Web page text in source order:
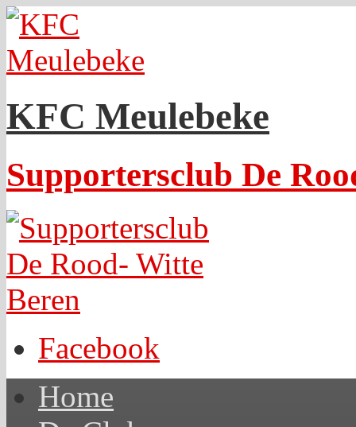
KFC Meulebeke
Supportersclub De
Facebook
Home